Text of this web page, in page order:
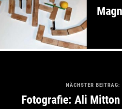
NÄCHSTER BEITRAG:
Fotografie: Ali Mitton